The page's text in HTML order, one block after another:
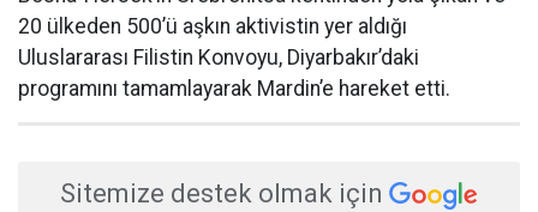
20 ülkeden 500’ü aşkın aktivistin yer aldığı
Uluslararası Filistin Konvoyu, Diyarbakır’daki
programını tamamlayarak Mardin’e hareket etti.
Sitemize destek olmak için